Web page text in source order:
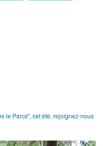
le Parcs", cet été, rejoignez-nous